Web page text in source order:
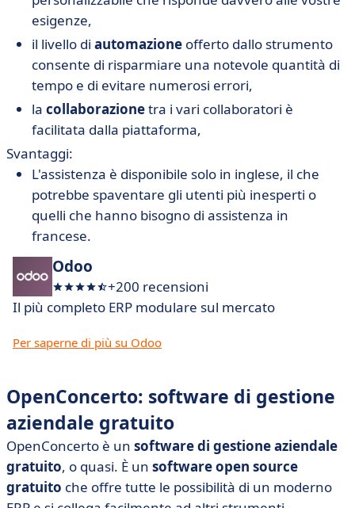
esigenze,
il livello di automazione offerto dallo strumento
consente di risparmiare una notevole quantità di
tempo e di evitare numerosi errori,
la collaborazionetra i vari collaboratori è
facilitata dalla piattaforma,
Svantaggi:
L'assistenza è disponibile solo in inglese, il che
potrebbe spaventare gli utenti più inesperti o
quelli che hanno bisogno di assistenza in
francese.
Odoo
+200 recensioni
Il più completo ERP modulare sul mercato
Per saperne di più su Odoo
OpenConcerto: software di gestione
aziendale gratuito
OpenConcerto è un software di gestione aziendale
gratuito, o quasi. È un softwareopen source
gratuito che offre tutte le possibilità di un moderno